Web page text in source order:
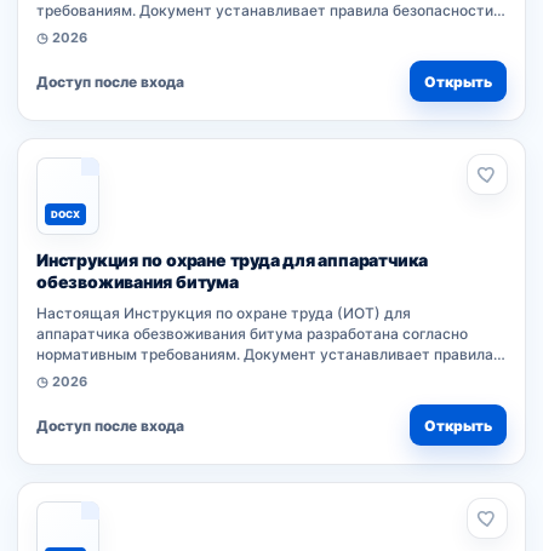
требованиям. Документ устанавливает правила безопасности
при выполнении работ по данной профессии. Нормативный акт
◷ 2026
Доступ после входа Открыть
DOCX
Инструкция по охране труда для аппаратчика
обезвоживания битума
Настоящая Инструкция по охране труда (ИОТ) для
аппаратчика обезвоживания битума разработана согласно
нормативным требованиям. Документ устанавливает правила
безопасности при выполнении работ, обязательные для всех
◷ 2026
Доступ после входа Открыть